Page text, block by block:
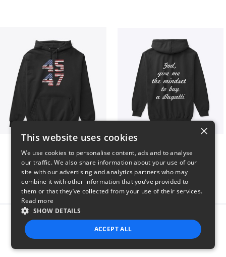
Report this product
×
This website uses cookies
We use cookies to personalise content, ads and to analyse
our traffic. We also share information about your use of our
site with our advertising and analytics partners who may
combine it with other information that you’ve provided to
them or that they’ve collected from your use of their services.
Read more
SHOW DETAILS
ACCEPT ALL
STRICTLY NECESSARY PERFORMANCE